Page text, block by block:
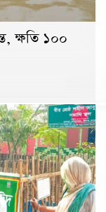
ক্ষতি ১০০